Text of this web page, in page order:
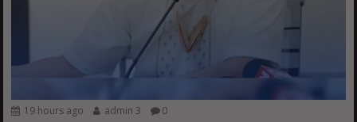
19 hours ago admin 3 0